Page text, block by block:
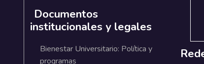
Documentos
institucionales y legales
Bienestar Universitario: Política y
programas